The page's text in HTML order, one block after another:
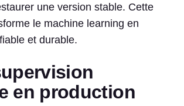
une version stable. Cette
le machine learning en
et durable.
en production